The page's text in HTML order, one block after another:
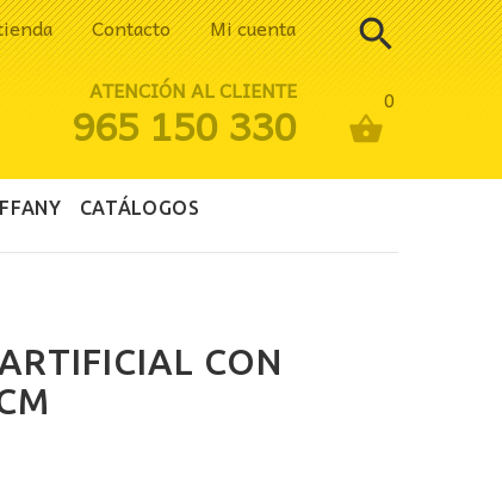
Contacto Mi cuenta
0
ATENCIÓN AL CLIENTE
965 150 330
CATÁLOGOS
CON